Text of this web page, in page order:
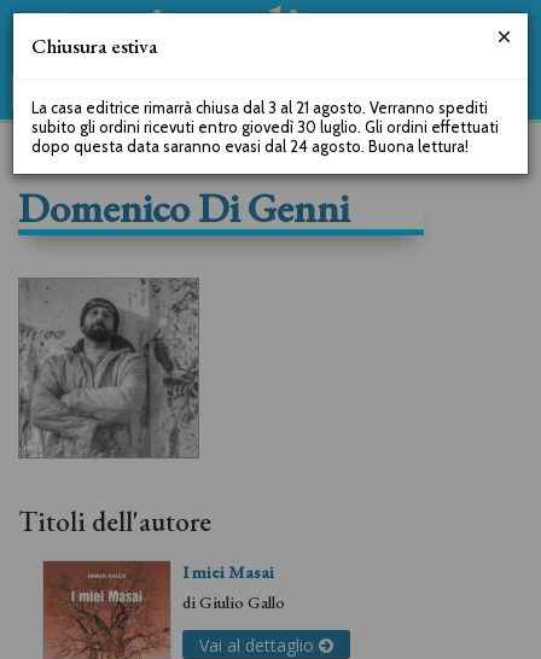
Domenico Di Genni
Titoli dell'autore
I miei Masai
diGiulio Gallo
Vai al dettaglio
Chiusura estiva
La casa editrice rimarrà chiusa dal 3 al 21 agosto. Verranno spediti
subito gli ordini ricevuti entro giovedì 30 luglio. Gli ordini effettuati
dopo questa data saranno evasi dal 24 agosto. Buona lettura!